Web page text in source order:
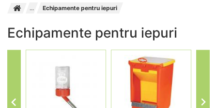
Echipamente pentru iepuri
Echipamente pentru iepuri